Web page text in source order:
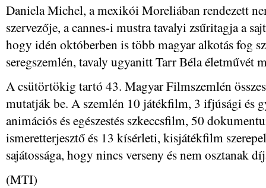
Daniela Michel, a mexikói Moreliában rendezett
szervezője, a cannes-i mustra tavalyi zsűritagja a
hogy idén októberben is több magyar alkotás fog
seregszemlén, tavaly ugyanitt Tarr Béla életművét
A csütörtökig tartó 43. Magyar Filmszemlén
mutatják be. A szemlén 10 játékfilm, 3 ifjúsági és
animációs és egészestés szkeccsfilm, 50
ismeretterjesztő és 13 kísérleti, kisjátékfilm
sajátossága, hogy nincs verseny és nem osztanak
(MTI)